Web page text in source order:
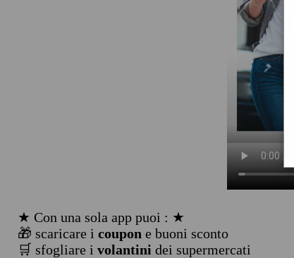
★ Con una sola app puoi : ★
🎁 scaricare i coupon e buoni sconto
🛒 sfogliare i volantini dei supermercati